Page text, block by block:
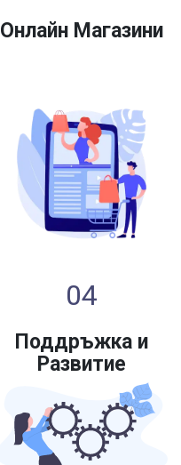
Онлайн Магазини
04
Поддръжка и
Развитие